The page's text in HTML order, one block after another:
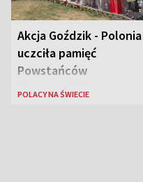
Akcja Goździk - Polonia
uczciła pamięć
Powstańców
Warszawskich
POLACY NA ŚWIECIE